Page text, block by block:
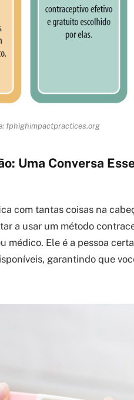
fphighimpactpractices.org
Uma Conversa
com tantas coisas na
a usar um método
médico. Ele é a pessoa
garantindo que